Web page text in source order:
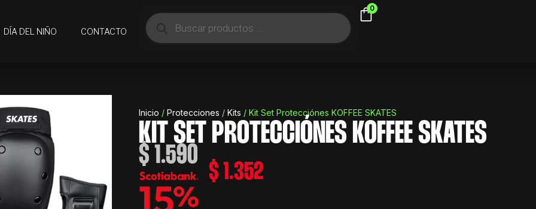
DÍA DEL NIÑO CONTACTO
Búsqueda
de
productos
0
Inicio / Protecciones / Kits / Kit Set Protecciónes KOFFEE SKATES
KIT SET PROTECCIÓNES KOFFEE SKATES
$ 1.590
$ 1.352